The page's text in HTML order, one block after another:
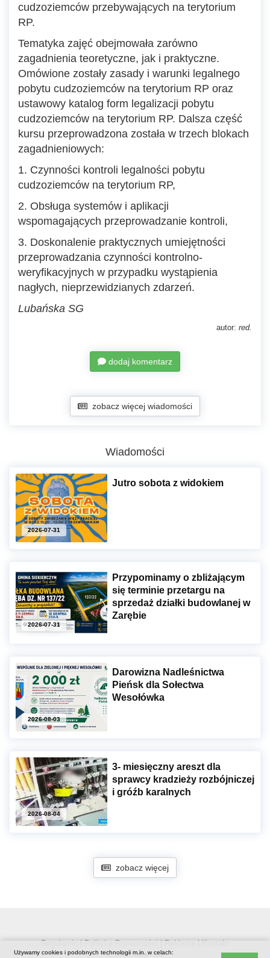
Używamy cookies i podobnych technologii m.in. w celach:
cudzoziemców przebywających na terytorium
RP.
Tematyka zajęć obejmowała zarówno
zagadnienia teoretyczne, jak i praktyczne.
Omówione zostały zasady i warunki legalnego
pobytu cudzoziemców na terytorium RP oraz
ustawowy katalog form legalizacji pobytu
cudzoziemców na terytorium RP. Dalsza część
kursu przeprowadzona została w trzech blokach
zagadnieniowych:
1. Czynności kontroli legalności pobytu
cudzoziemców na terytorium RP,
2. Obsługa systemów i aplikacji
wspomagających przeprowadzanie kontroli,
3. Doskonalenie praktycznych umiejętności
przeprowadzania czynności kontrolno-
weryfikacyjnych w przypadku wystąpienia
nagłych, nieprzewidzianych zdarzeń.
Lubańska SG
autor: red.
dodaj komentarz
zobacz więcej wiadomości
Wiadomości
2026-07-31
Jutro sobota z widokiem
2026-07-31
Przypominamy o zbliżającym
się terminie przetargu na
sprzedaż działki budowlanej w
Zarębie
2026-08-03
Darowizna Nadleśnictwa
Pieńsk dla Sołectwa
Wesołówka
2026-08-04
3- miesięczny areszt dla
sprawcy kradzieży rozbójniczej
i gróźb karalnych
zobacz więcej
Regulamin | Polityka Prywatności | Reklama | Kontakt
© www.luban.ski